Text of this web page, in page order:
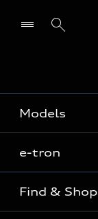
Models
Sedan
SUV
Coupe
e-tron
e-tron
Find & Shop